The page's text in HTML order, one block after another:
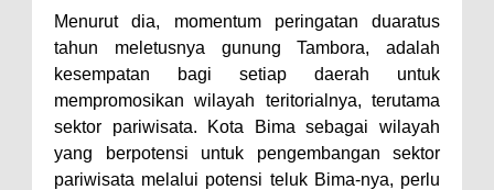
Polres Bima Bantu Warga Padolo
Atasi Krisis Air Bersih
Wali Kota Bima Tinjau Rumah
Warga Tidak Layak Huni di
Kelurahan Oi Mbo, Dorong
Menurut dia, momentum peringatan duaratus
tahun meletusnya gunung Tambora, adalah
kesempatan bagi setiap daerah untuk
mempromosikan wilayah teritorialnya, terutama
sektor pariwisata. Kota Bima sebagai wilayah
yang berpotensi untuk pengembangan sektor
pariwisata melalui potensi teluk Bima-nya, perlu